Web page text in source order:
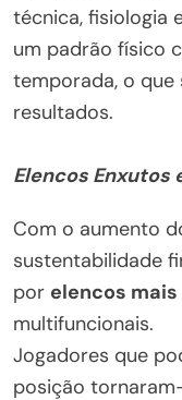
técnica, fisiologia
um padrão físico
temporada, o
resultados.
Elencos
Com o aumento
sustentabilidade
por elencos
multifuncionais.
Jogadores que
posição